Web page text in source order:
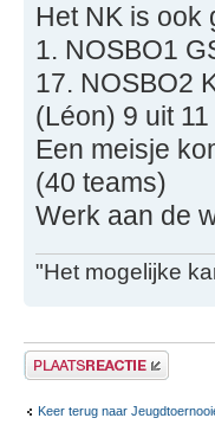
Het NK is ook
1. NOSBO1
17. NOSBO2
(Léon) 9 uit
Een meisje
(40 teams)
Werk aan de
"Het mogelijke
Plaats een reactie
Keer terug naar